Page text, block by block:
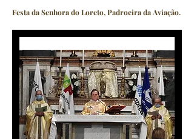
Festa da Senhora do Loreto, Padroeira da Aviação.